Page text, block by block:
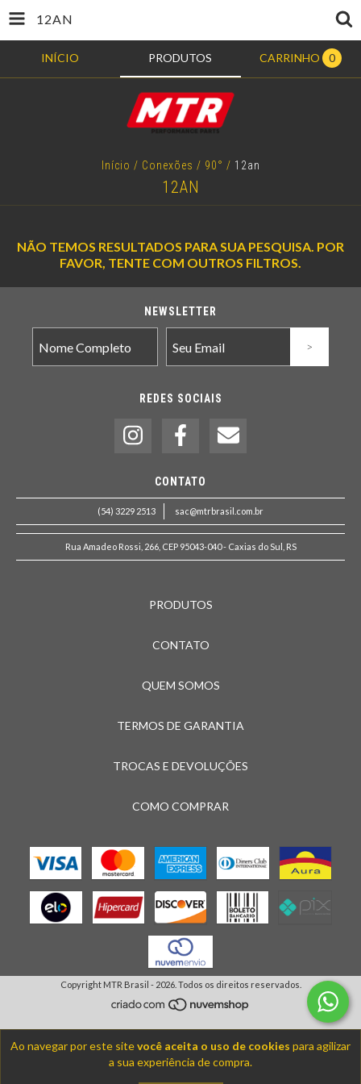
12AN
INÍCIO PRODUTOS CARRINHO 0
Ao navegar por este sitevocê aceita o uso de cookies para agilizar
a sua experiência de compra.
Início / Conexões / 90° / 12an
12AN
NÃO TEMOS RESULTADOS PARA SUA PESQUISA. POR
FAVOR, TENTE COM OUTROS FILTROS.
NEWSLETTER
REDES SOCIAIS
CONTATO
(54) 3229 2513 sac@mtrbrasil.com.br
Rua Amadeo Rossi, 266, CEP 95043-040 - Caxias do Sul, RS
PRODUTOS
CONTATO
QUEM SOMOS
TERMOS DE GARANTIA
TROCAS E DEVOLUÇÕES
COMO COMPRAR
Copyright MTR Brasil - 2026. Todos os direitos reservados.